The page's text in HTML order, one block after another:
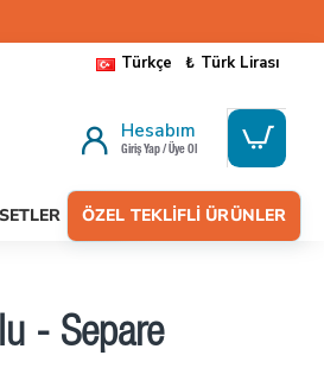
Türkçe ₺ Türk Lirası
Hesabım
Giriş Yap / Üye Ol
ÖZEL TEKLIFLI ÜRÜNLER
- Separe